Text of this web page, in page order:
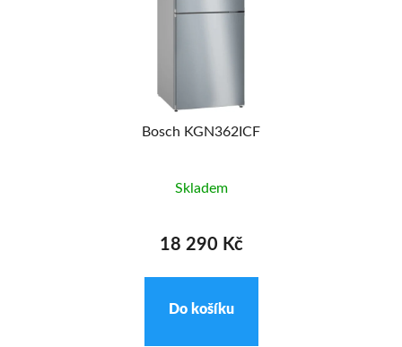
Bosch KGN362ICF
Skladem
18 290 Kč
Do košíku